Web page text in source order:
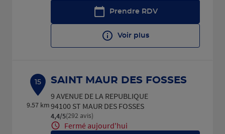
Prendre RDV
Voir plus
15
9.57 km
SAINT MAUR DES FOSSES
9 AVENUE DE LA REPUBLIQUE
94100 ST MAUR DES FOSSES
4,4/5Note de 4.4 sur 5
(292 avis)
Fermé aujourd'hui